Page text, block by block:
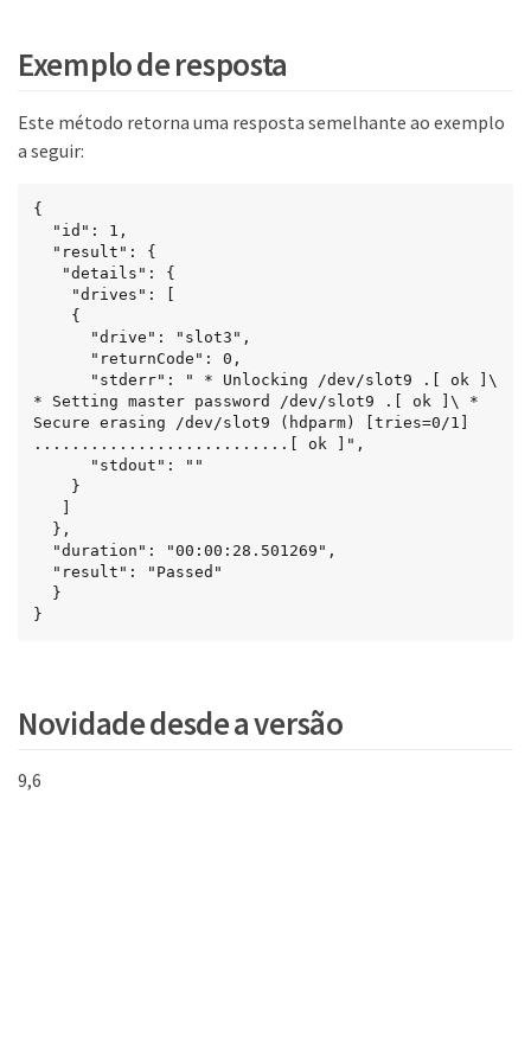
Exemplo de resposta
Este método retorna uma resposta semelhante ao exemplo
a seguir:
{
* Setting master password /dev/slot9 .[ ok ]\ *
Secure erasing /dev/slot9 (hdparm) [tries=0/1]
...........................[ ok ]",
}
Novidade desde a versão
9,6